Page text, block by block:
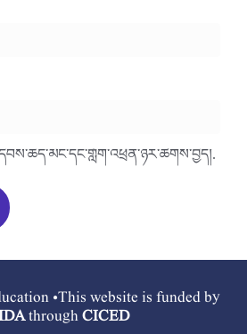
•This website is funded by
throughCICED